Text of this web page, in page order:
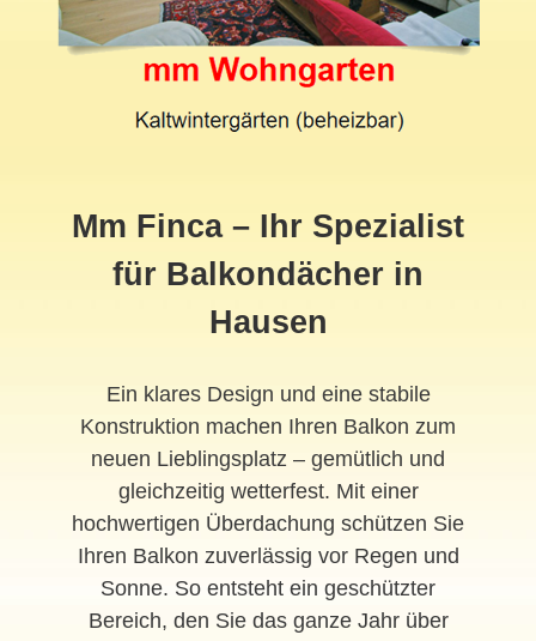
Mm Finca – Ihr Spezialist
für Balkondächer in
Hausen
Ein klares Design und eine stabile
Konstruktion machen Ihren Balkon zum
neuen Lieblingsplatz – gemütlich und
gleichzeitig wetterfest. Mit einer
hochwertigen Überdachung schützen Sie
Ihren Balkon zuverlässig vor Regen und
Sonne. So entsteht ein geschützter
Bereich, den Sie das ganze Jahr über